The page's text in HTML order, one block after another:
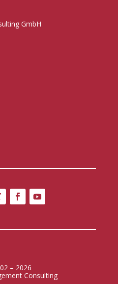
GmbH
– 2026
Consulting